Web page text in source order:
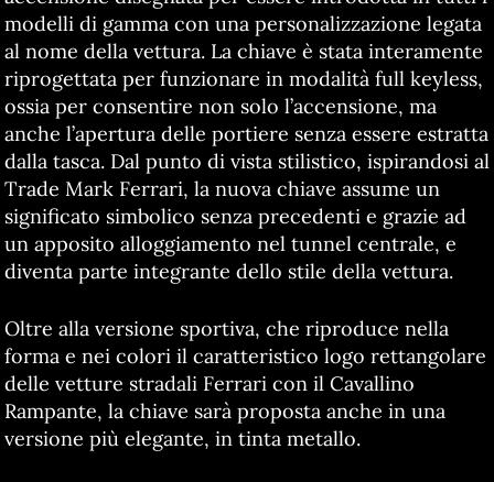
modelli di gamma con una personalizzazione legata
al nome della vettura. La chiave è stata interamente
riprogettata per funzionare in modalità full keyless,
ossia per consentire non solo l’accensione, ma
anche l’apertura delle portiere senza essere estratta
dalla tasca. Dal punto di vista stilistico, ispirandosi al
Trade Mark Ferrari, la nuova chiave assume un
significato simbolico senza precedenti e grazie ad
un apposito alloggiamento nel tunnel centrale, e
diventa parte integrante dello stile della vettura.
Oltre alla versione sportiva, che riproduce nella
forma e nei colori il caratteristico logo rettangolare
delle vetture stradali Ferrari con il Cavallino
Rampante, la chiave sarà proposta anche in una
versione più elegante, in tinta metallo.